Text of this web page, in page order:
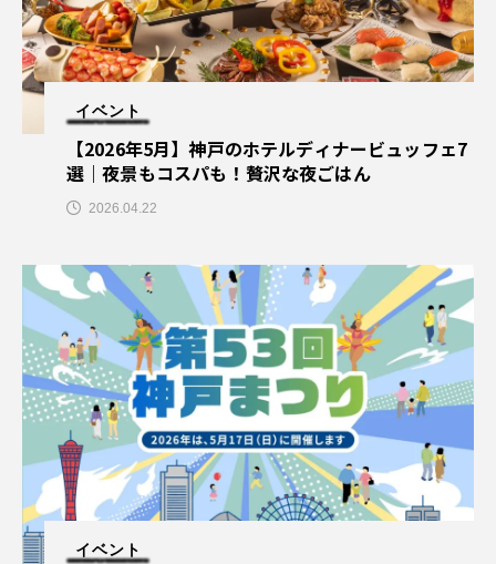
イベント
【2026年5月】神戸のホテルディナービュッフェ7
選｜夜景もコスパも！贅沢な夜ごはん
2026.04.22
イベント